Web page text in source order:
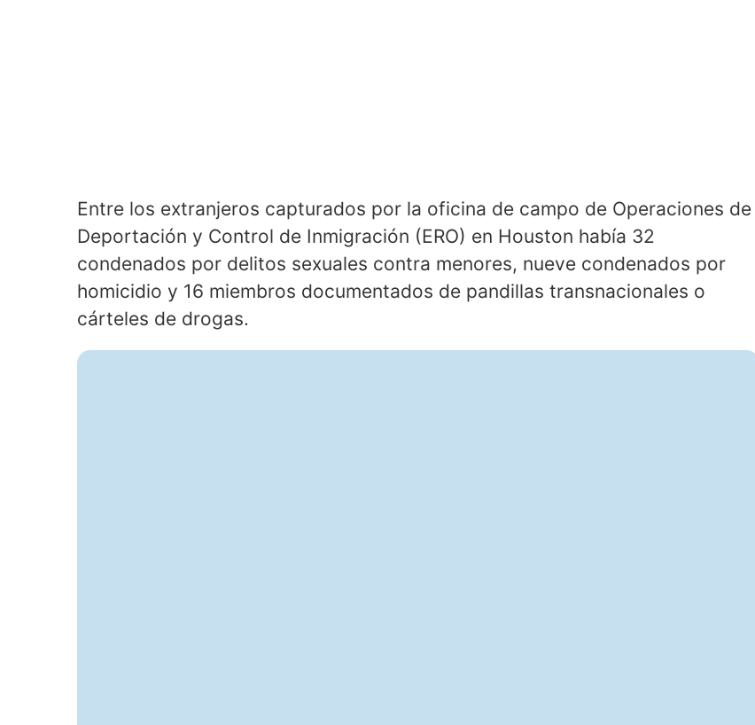
Entre los extranjeros capturados por la oficina de campo de Operaciones de
Deportación y Control de Inmigración (ERO) en Houston había 32
condenados por delitos sexuales contra menores, nueve condenados por
homicidio y 16 miembros documentados de pandillas transnacionales o
cárteles de drogas.